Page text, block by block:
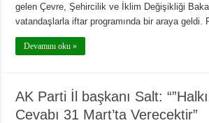
gelen Çevre, Şehircilik ve İklim Değişikliği
vatandaşlarla iftar programında bir araya geldi.
Devamını oku »
AK Parti İl başkanı Salt:
Cevabı 31 Mart’ta Verecektir”